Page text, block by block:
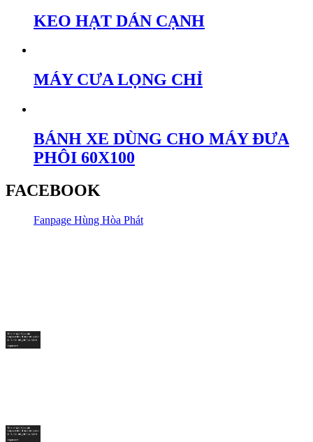
KEO HẠT DÁN CẠNH
MÁY CƯA LỌNG CHỈ
BÁNH XE DÙNG CHO MÁY ĐƯA
PHÔI 60X100
FACEBOOK
Fanpage Hùng Hòa Phát